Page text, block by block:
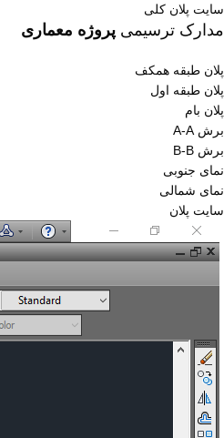
سایت پلان کلی
مدارک ترسیمی پروژه معماری
پلان طبقه همکف
پلان طبقه اول
پلان بام
برش A-A
برش B-B
نمای جنوبی
نمای شمالی
سایت پلان